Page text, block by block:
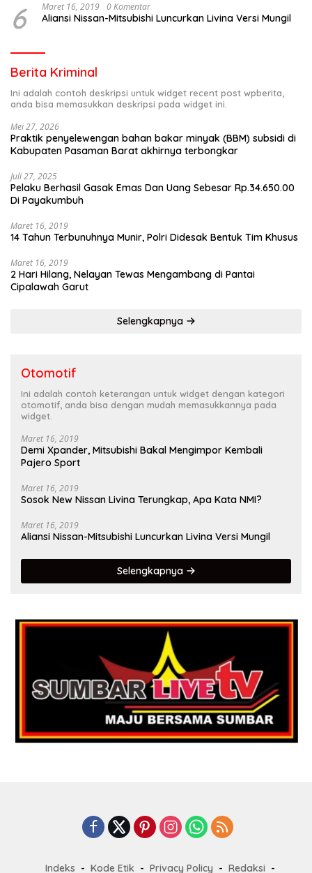
6 Maret 16, 2019 0 Komentar
Aliansi Nissan-Mitsubishi Luncurkan Livina Versi Mungil
Berita Kriminal
Ini adalah contoh deskripsi untuk widget recent post wpberita,
anda bisa memasukkan deskripsi pada widget ini.
Mei 27, 2026
Praktik penyelewengan bahan bakar minyak (BBM) subsidi di
Kabupaten Pasaman Barat akhirnya terbongkar
Juli 27, 2025
Pelaku Berhasil Gasak Emas Dan Uang Sebesar Rp.34.650.00
Di Payakumbuh
Maret 16, 2019
14 Tahun Terbunuhnya Munir, Polri Didesak Bentuk Tim Khusus
Maret 16, 2019
2 Hari Hilang, Nelayan Tewas Mengambang di Pantai
Cipalawah Garut
Selengkapnya
Otomotif
Ini adalah contoh keterangan untuk widget dengan kategori
otomotif, anda bisa dengan mudah memasukkannya pada
widget.
Maret 16, 2019
Demi Xpander, Mitsubishi Bakal Mengimpor Kembali
Pajero Sport
Maret 16, 2019
Sosok New Nissan Livina Terungkap, Apa Kata NMI?
Maret 16, 2019
Aliansi Nissan-Mitsubishi Luncurkan Livina Versi Mungil
Selengkapnya
Indeks Kode Etik Privacy Policy Redaksi